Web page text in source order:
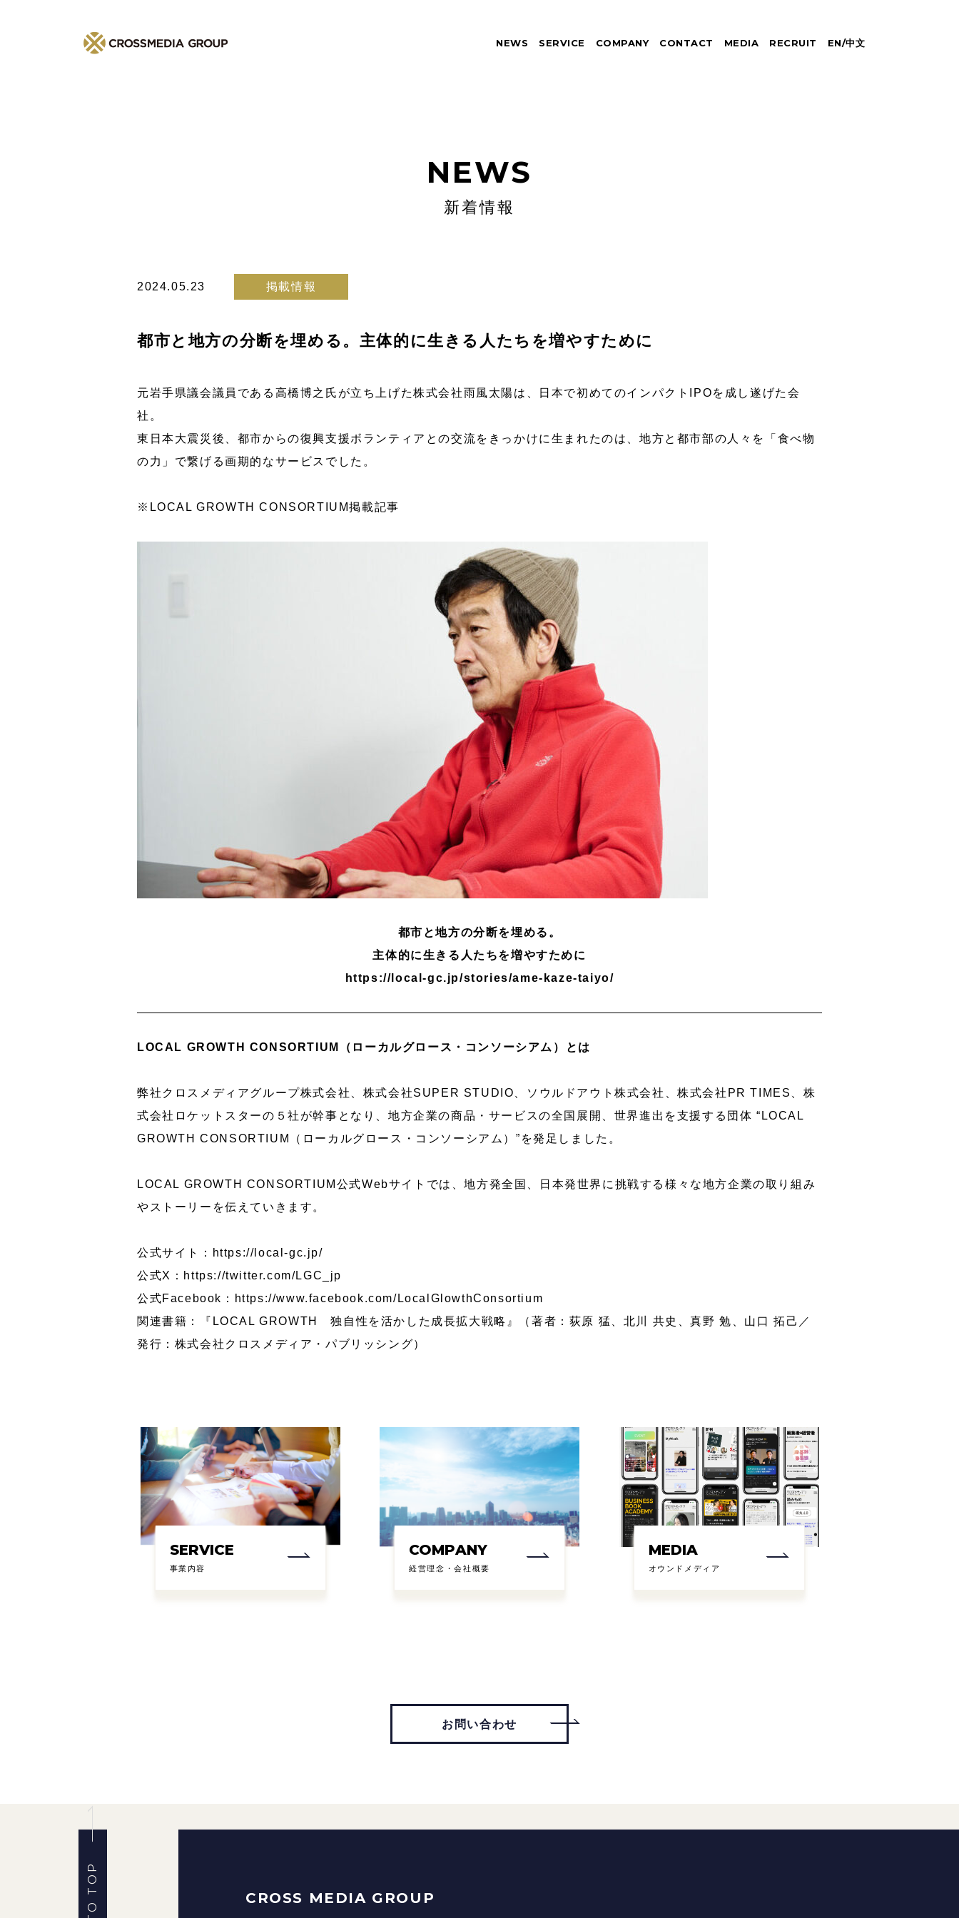
NEWS SERVICE COMPANY CONTACT MEDIA RECRUIT EN/中文
NEWS
新着情報
2024.05.23 掲載情報
都市と地方の分断を埋める。主体的に生きる人たちを増やすために
元岩手県議会議員である高橋博之氏が立ち上げた株式会社雨風太陽は、日本で初めてのインパクトIPOを成し遂げた会
社。
東日本大震災後、都市からの復興支援ボランティアとの交流をきっかけに生まれたのは、地方と都市部の人々を「食べ物
の力」で繋げる画期的なサービスでした。
※LOCAL GROWTH CONSORTIUM掲載記事
都市と地方の分断を埋める。
主体的に生きる人たちを増やすために
https://local-gc.jp/stories/ame-kaze-taiyo/
LOCAL GROWTH CONSORTIUM（ローカルグロース・コンソーシアム）とは
弊社クロスメディアグループ株式会社、株式会社SUPER STUDIO、ソウルドアウト株式会社、株式会社PR TIMES、株
式会社ロケットスターの５社が幹事となり、地方企業の商品・サービスの全国展開、世界進出を支援する団体 “LOCAL
GROWTH CONSORTIUM（ローカルグロース・コンソーシアム）”を発足しました。
LOCAL GROWTH CONSORTIUM公式Webサイトでは、地方発全国、日本発世界に挑戦する様々な地方企業の取り組み
やストーリーを伝えていきます。
公式サイト：
https://local-gc.jp/
公式X： https://twitter.com/LGC_jp
公式Facebook：
https://www.facebook.com/LocalGlowthConsortium
関連書籍：『 LOCAL GROWTH 独自性を活かした成長拡大戦略 』（著者：荻原 猛、北川 共史、真野 勉、山口 拓己／
発行：株式会社クロスメディア・パブリッシング）
SERVICE
事業内容
COMPANY
経営理念・会社概要
MEDIA
オウンドメディア
お問い合わせ
CROSS MEDIA GROUP